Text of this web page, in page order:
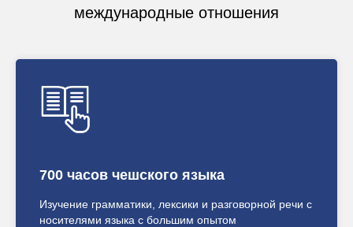
международные отношения
700 часов чешского языка
Изучение грамматики, лексики и разговорной речи с
носителями языка с большим опытом